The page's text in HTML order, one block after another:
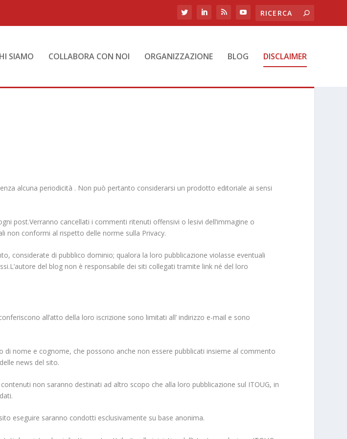
SIAMO COLLABORA CON NOI ORGANIZZAZIONE BLOG DISCLAIMER
alcuna periodicità . Non può pertanto considerarsi un prodotto editoriale ai sensi
post.Verranno cancellati i commenti ritenuti offensivi o lesivi dell’immagine o
non conformi al rispetto delle norme sulla Privacy.
considerate di pubblico dominio; qualora la loro pubblicazione violasse eventuali
del blog non è responsabile dei siti collegati tramite link né del loro
all’atto della loro iscrizione sono limitati all’ indirizzo e-mail e sono
di nome e cognome, che possono anche non essere pubblicati insieme al commento
news del sito.
non saranno destinati ad altro scopo che alla loro pubblicazione sul ITOUG, in
eseguire saranno condotti esclusivamente su base anonima.